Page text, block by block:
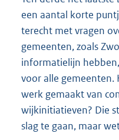
een aantal korte
terecht met vragen
gemeenten, zoals
informatielijn
voor alle gemeenten.
werk gemaakt van
wijkinitiatieven? Die
slag te gaan, maar